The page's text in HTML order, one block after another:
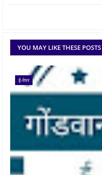
YOU MAY LIKE THESE POSTS
ई-पेपर